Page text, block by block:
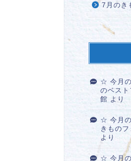
7月のき
☆ 今月の
のベス
館 より
☆ 今月の
きもの
より
☆ 今月の